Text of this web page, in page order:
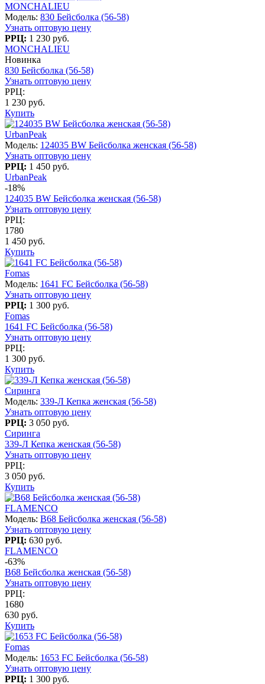
MONCHALIEU
Модель: 830 Бейсболка (56-58)
Узнать оптовую цену
РРЦ: 1 230 руб.
MONCHALIEU
Новинка
830 Бейсболка (56-58)
Узнать оптовую цену
РРЦ:
1 230 руб.
Купить
UrbanPeak
Модель: 124035 BW Бейсболка женская (56-58)
Узнать оптовую цену
РРЦ: 1 450 руб.
UrbanPeak
-18%
124035 BW Бейсболка женская (56-58)
Узнать оптовую цену
РРЦ:
1780
1 450 руб.
Купить
Fomas
Модель: 1641 FC Бейсболка (56-58)
Узнать оптовую цену
РРЦ: 1 300 руб.
Fomas
1641 FC Бейсболка (56-58)
Узнать оптовую цену
РРЦ:
1 300 руб.
Купить
Сиринга
Модель: 339-Л Кепка женская (56-58)
Узнать оптовую цену
РРЦ: 3 050 руб.
Сиринга
339-Л Кепка женская (56-58)
Узнать оптовую цену
РРЦ:
3 050 руб.
Купить
FLAMENCO
Модель: B68 Бейсболка женская (56-58)
Узнать оптовую цену
РРЦ: 630 руб.
FLAMENCO
-63%
B68 Бейсболка женская (56-58)
Узнать оптовую цену
РРЦ:
1680
630 руб.
Купить
Fomas
Модель: 1653 FC Бейсболка (56-58)
Узнать оптовую цену
РРЦ: 1 300 руб.